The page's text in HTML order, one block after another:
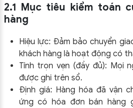
2.1 Mục tiêu kiểm toán
hàng
Hiệu lực: Đảm bảo chuyển
khách hàng là hoạt động có
Tính trọn vẹn (đầy đủ): Mọi
được ghi trên sổ.
Định giá: Hàng hóa đã vận
ứng có hóa đơn bán hàng